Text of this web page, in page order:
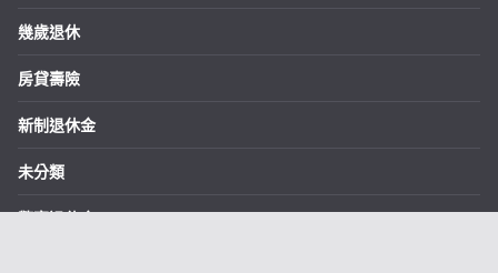
幾歲退休
房貸壽險
新制退休金
未分類
警察退休金